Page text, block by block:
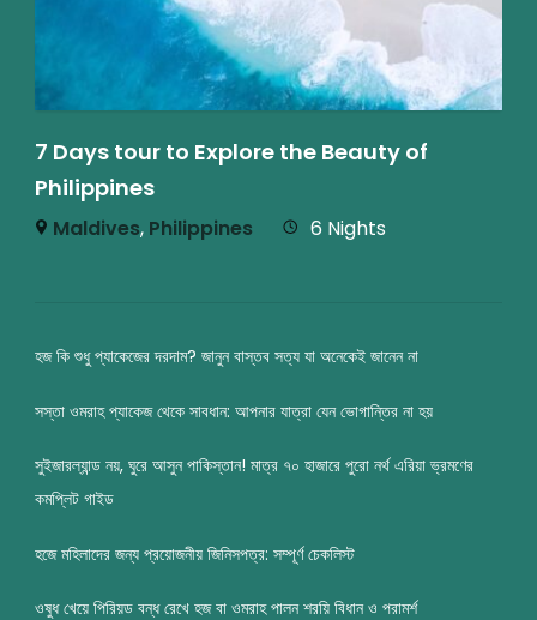
7 Days tour to Explore the Beauty of
Philippines
Maldives, Philippines 6 Nights
হজ কি শুধু প্যাকেজের দরদাম? জানুন বাস্তব সত্য যা অনেকেই জানেন না
সস্তা ওমরাহ প্যাকেজ থেকে সাবধান: আপনার যাত্রা যেন ভোগান্তির না হয়
সুইজারল্যান্ড নয়, ঘুরে আসুন পাকিস্তান! মাত্র ৭০ হাজারে পুরো নর্থ এরিয়া ভ্রমণের
কমপ্লিট গাইড
হজে মহিলাদের জন্য প্রয়োজনীয় জিনিসপত্র: সম্পূর্ণ চেকলিস্ট
ওষুধ খেয়ে পিরিয়ড বন্ধ রেখে হজ বা ওমরাহ পালন শরয়ি বিধান ও পরামর্শ